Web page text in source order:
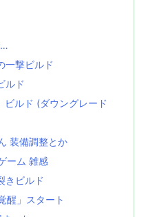
…
一撃ビルド
ルド
ルド (ダウングレード
装備調整とか
ーム 雑感
きビルド
醒」スタート